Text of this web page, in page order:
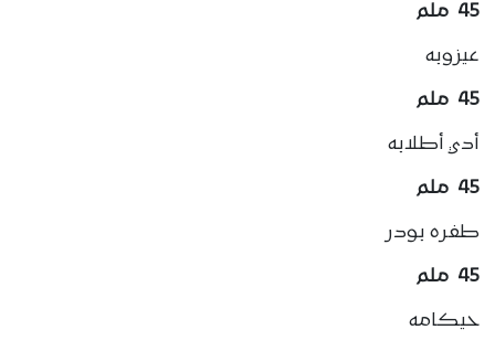
45 ملم
عيزوبه
45 ملم
أدي أطلابه
45 ملم
طفره بودر
45 ملم
حيكامه